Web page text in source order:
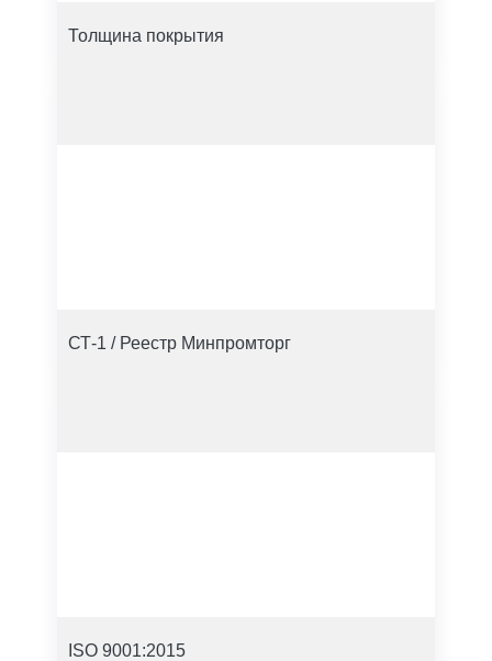
Толщина покрытия
СТ-1 / Реестр Минпромторг
ISO 9001:2015